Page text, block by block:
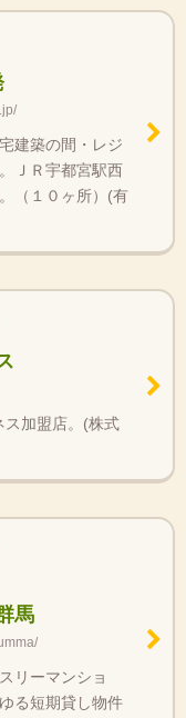
建築の間・レジ
ＪＲ宇都宮駅西
（１０ヶ所）(有
ス加盟店。(株式
馬
リーマンショ
る短期貸し物件